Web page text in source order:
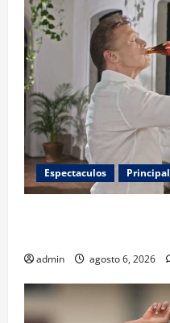
Espectaculos Principal
admin agosto 6, 2026